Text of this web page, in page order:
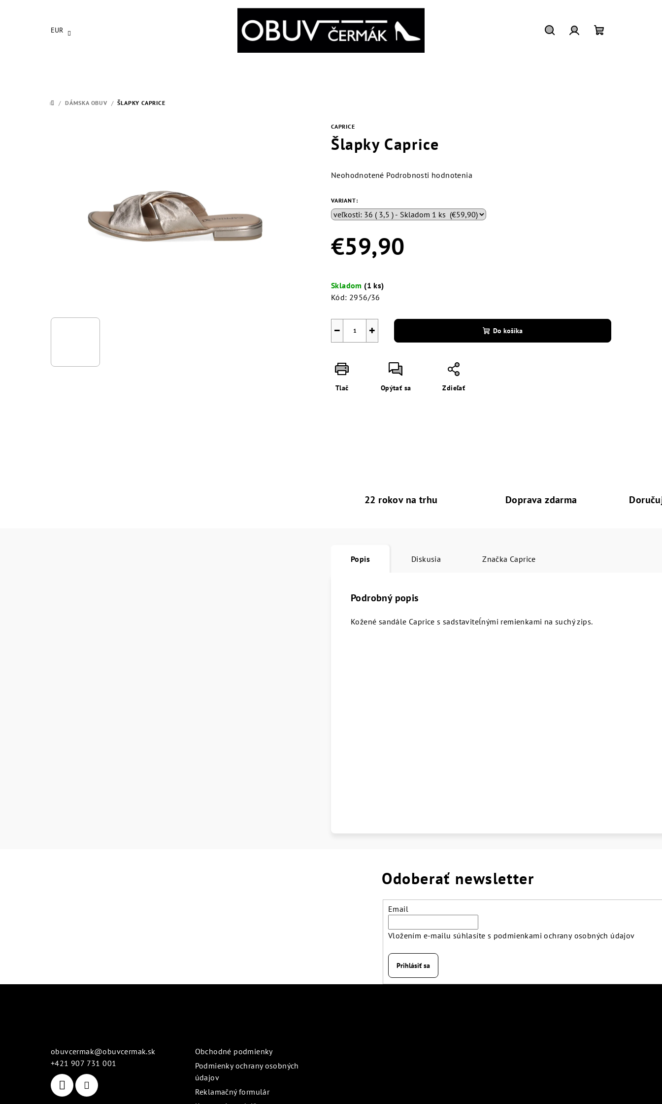
EUR
DOMOV
/ DÁMSKA OBUV / ŠLAPKY CAPRICE
CAPRICE
Šlapky Caprice
Priemerné
produktu
je
0,0
5
hviezdičiek.
Neohodnotené Podrobnosti hodnotenia
VARIANT:
€59,90
cena:
Skladom (1 ks)
Kód: 2956/36
+
− Do košíka
Tlač Opýtať sa Zdieľať
22 rokov na trhu Doprava zdarma
Popis Diskusia Značka Caprice
Podrobný popis
Kožené sandále Caprice s sadstaviteĺnými remienkami na suchý zips.
Odoberať newsletter
Email
Vložením e-mailu súhlasíte s podmienkami ochrany osobných údajov
Prihlásiť sa
obuvcermak@obuvcermak.sk
+421 907 731 001
Obchodné podmienky
Podmienky ochrany osobných
údajov
Reklamačný formulár